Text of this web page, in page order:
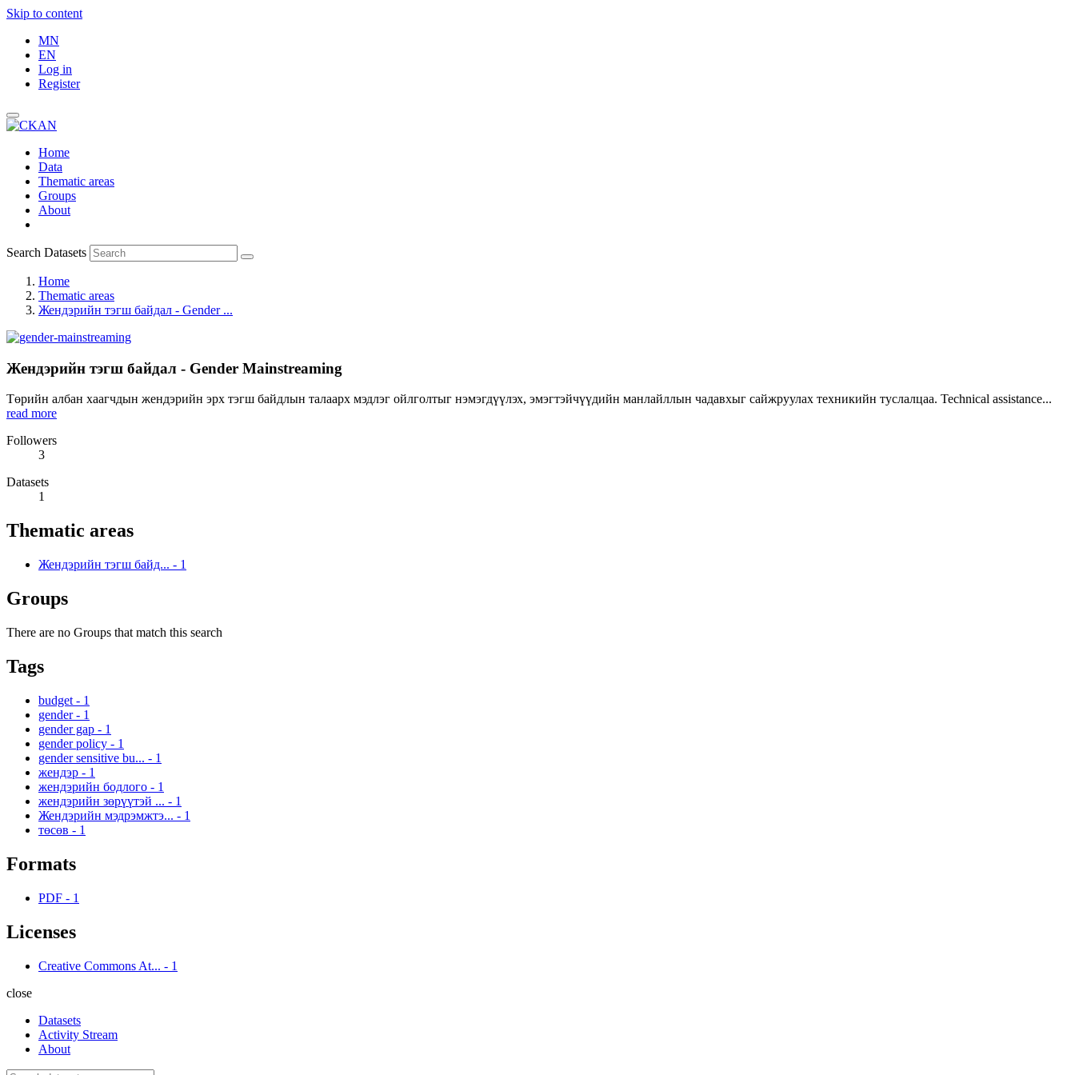
Skip to content
MN
EN
Log in
Register
Home
Data
Thematic areas
Groups
About
Search Datasets
Home
Thematic areas
Жендэрийн тэгш байдал - Gender ...
Жендэрийн тэгш байдал - Gender Mainstreaming
Төрийн албан хаагчдын жендэрийн эрх тэгш байдлын талаарх мэдлэг ойлголтыг нэмэгдүүлэх, эмэгтэйчүүдийн манлайллын чадавхыг сайжруулах техникийн туслалцаа. Technical assistance...
read more
Followers
3
Datasets
1
Thematic areas
Жендэрийн тэгш байд... - 1
Groups
There are no Groups that match this search
Tags
budget - 1
gender - 1
gender gap - 1
gender policy - 1
gender sensitive bu... - 1
жендэр - 1
жендэрийн бодлого - 1
жендэрийн зөрүүтэй ... - 1
Жендэрийн мэдрэмжтэ... - 1
төсөв - 1
Formats
PDF - 1
Licenses
Creative Commons At... - 1
close
Datasets
Activity Stream
About